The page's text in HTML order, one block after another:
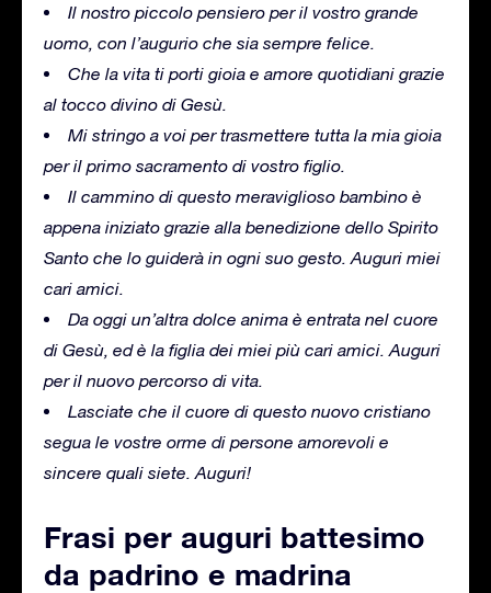
Il nostro piccolo pensiero per il vostro grande
uomo, con l’augurio che sia sempre felice.
Che la vita ti porti gioia e amore quotidiani grazie
al tocco divino di Gesù.
Mi stringo a voi per trasmettere tutta la mia gioia
per il primo sacramento di vostro figlio.
Il cammino di questo meraviglioso bambino è
appena iniziato grazie alla benedizione dello Spirito
Santo che lo guiderà in ogni suo gesto. Auguri miei
cari amici.
Da oggi un’altra dolce anima è entrata nel cuore
di Gesù, ed è la figlia dei miei più cari amici. Auguri
per il nuovo percorso di vita.
Lasciate che il cuore di questo nuovo cristiano
segua le vostre orme di persone amorevoli e
sincere quali siete. Auguri!
Frasi per auguri battesimo
da padrino e madrina